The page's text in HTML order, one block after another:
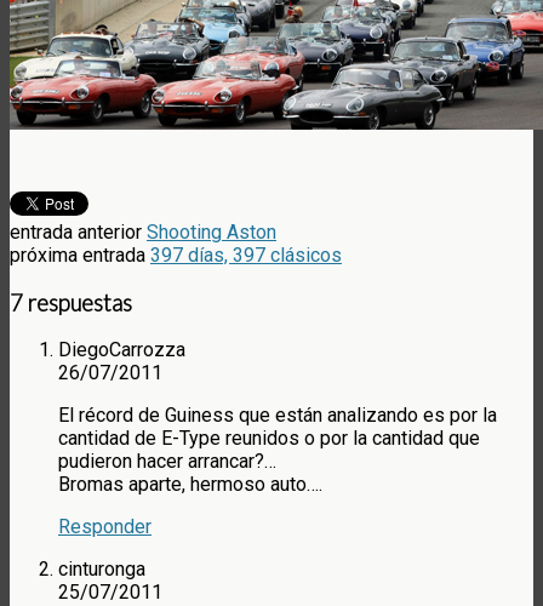
entrada anterior Shooting Aston
próxima entrada 397 días, 397 clásicos
7 respuestas
DiegoCarrozza
26/07/2011
El récord de Guiness que están analizando es por la
cantidad de E-Type reunidos o por la cantidad que
pudieron hacer arrancar?…
Bromas aparte, hermoso auto….
Responder
cinturonga
25/07/2011